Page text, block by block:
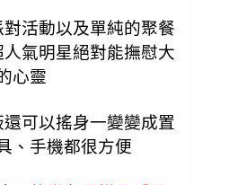
活動以及單純的聚餐
氣明星絕對能撫慰大
心靈
可以搖身一變變成置
、手機都很方便